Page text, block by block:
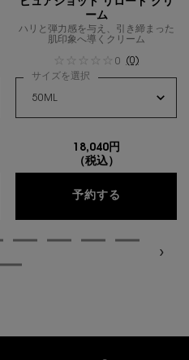
ット リロード セラム
ピュアショット リロード クリ
ーム
ハリと弾力感を与え、引き締まった
肌印象へ導くクリーム
0
(0)
サイズを選択
18,040円
（税込）
予約する